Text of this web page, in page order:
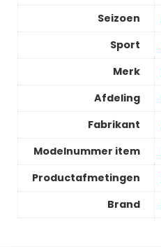
Seizoen
Sport
Merk
Afdeling
Fabrikant
Modelnummer item
Productafmetingen
Brand